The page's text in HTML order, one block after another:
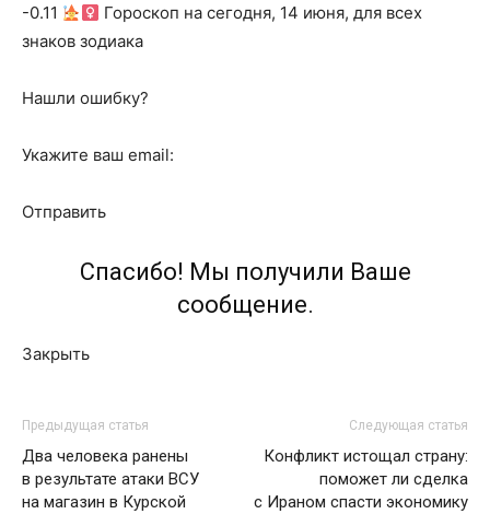
-0.11
Гороскоп на сегодня, 14 июня, для всех
знаков зодиака
Нашли ошибку?
Укажите ваш email:
Отправить
Спасибо! Мы получили Ваше
сообщение.
Закрыть
Предыдущая статья
Два человека ранены
в результате атаки ВСУ
на магазин в Курской
Следующая статья
Конфликт истощал страну:
поможет ли сделка
с Ираном спасти экономику